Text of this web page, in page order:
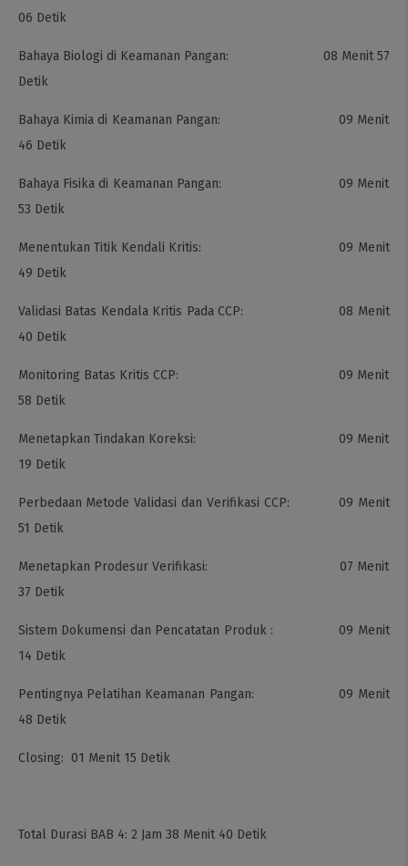
06 Detik
Bahaya Biologi di Keamanan Pangan: 08 Menit 57
Detik
Bahaya Kimia di Keamanan Pangan: 09 Menit
46 Detik
Bahaya Fisika di Keamanan Pangan: 09 Menit
53 Detik
Menentukan Titik Kendali Kritis: 09 Menit
49 Detik
Validasi Batas Kendala Kritis Pada CCP: 08 Menit
40 Detik
Monitoring Batas Kritis CCP: 09 Menit
58 Detik
Menetapkan Tindakan Koreksi: 09 Menit
19 Detik
Perbedaan Metode Validasi dan Verifikasi CCP: 09 Menit
51 Detik
Menetapkan Prodesur Verifikasi: 07 Menit
37 Detik
Sistem Dokumensi dan Pencatatan Produk : 09 Menit
14 Detik
Pentingnya Pelatihan Keamanan Pangan: 09 Menit
48 Detik
Closing: 01 Menit 15 Detik
Total Durasi BAB 4: 2 Jam 38 Menit 40 Detik